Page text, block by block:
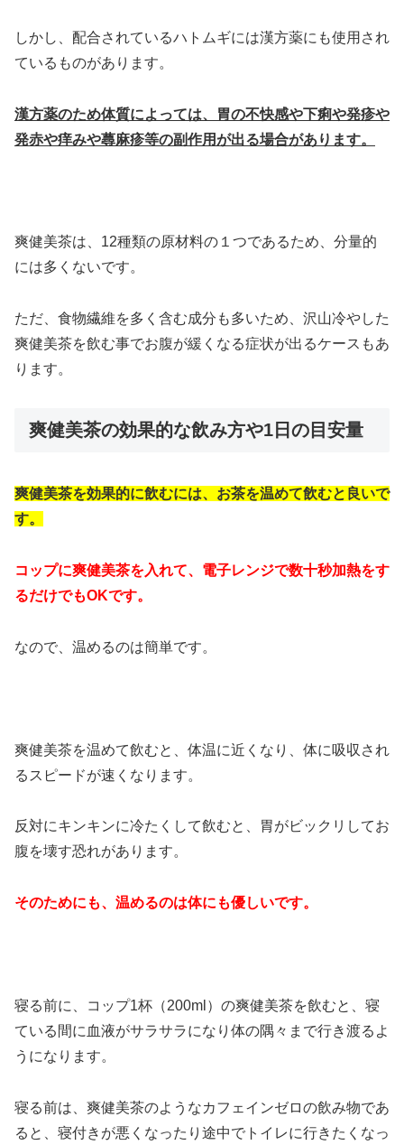
しかし、配合されているハトムギには漢方薬にも使用され
ているものがあります。
漢方薬のため体質によっては、胃の不快感や下痢や発疹や
発赤や痒みや蕁麻疹等の副作用が出る場合があります。
爽健美茶は、12種類の原材料の１つであるため、分量的
には多くないです。
ただ、食物繊維を多く含む成分も多いため、沢山冷やした
爽健美茶を飲む事でお腹が緩くなる症状が出るケースもあ
ります。
爽健美茶の効果的な飲み方や1日の目安量
爽健美茶を効果的に飲むには、お茶を温めて飲むと良いで
す。
コップに爽健美茶を入れて、電子レンジで数十秒加熱をす
るだけでもOKです。
なので、温めるのは簡単です。
爽健美茶を温めて飲むと、体温に近くなり、体に吸収され
るスピードが速くなります。
反対にキンキンに冷たくして飲むと、胃がビックリしてお
腹を壊す恐れがあります。
そのためにも、温めるのは体にも優しいです。
寝る前に、コップ1杯（200ml）の爽健美茶を飲むと、寝
ている間に血液がサラサラになり体の隅々まで行き渡るよ
うになります。
寝る前は、爽健美茶のようなカフェインゼロの飲み物であ
ると、寝付きが悪くなったり途中でトイレに行きたくなっ